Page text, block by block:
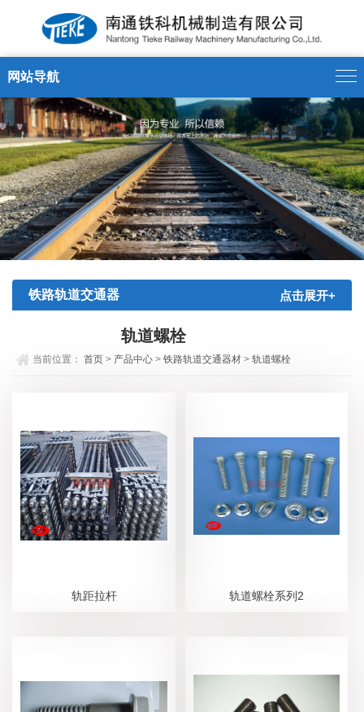
网站导航
铁路轨道交通器 点击展开+
轨道螺栓
当前位置：首页 > 产品中心 >铁路轨道交通器材 >轨道螺栓
轨距拉杆 轨道螺栓系列2